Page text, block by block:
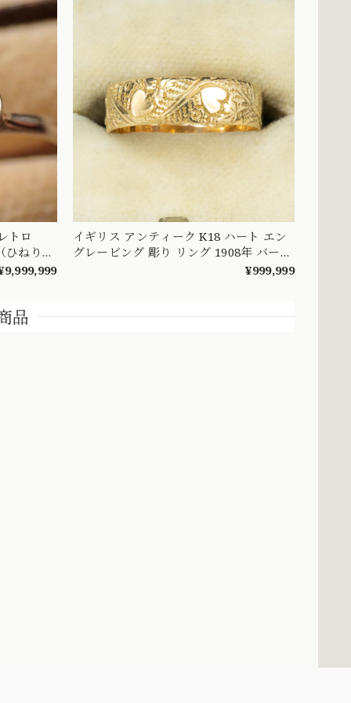
トロ
ひねり
した可
イギリス アンティーク K18 ハート エン
グレービング 彫り リング 1908年 バーミ
ンガム エドワーディアン 全周彫刻 総柄
¥999,999
品